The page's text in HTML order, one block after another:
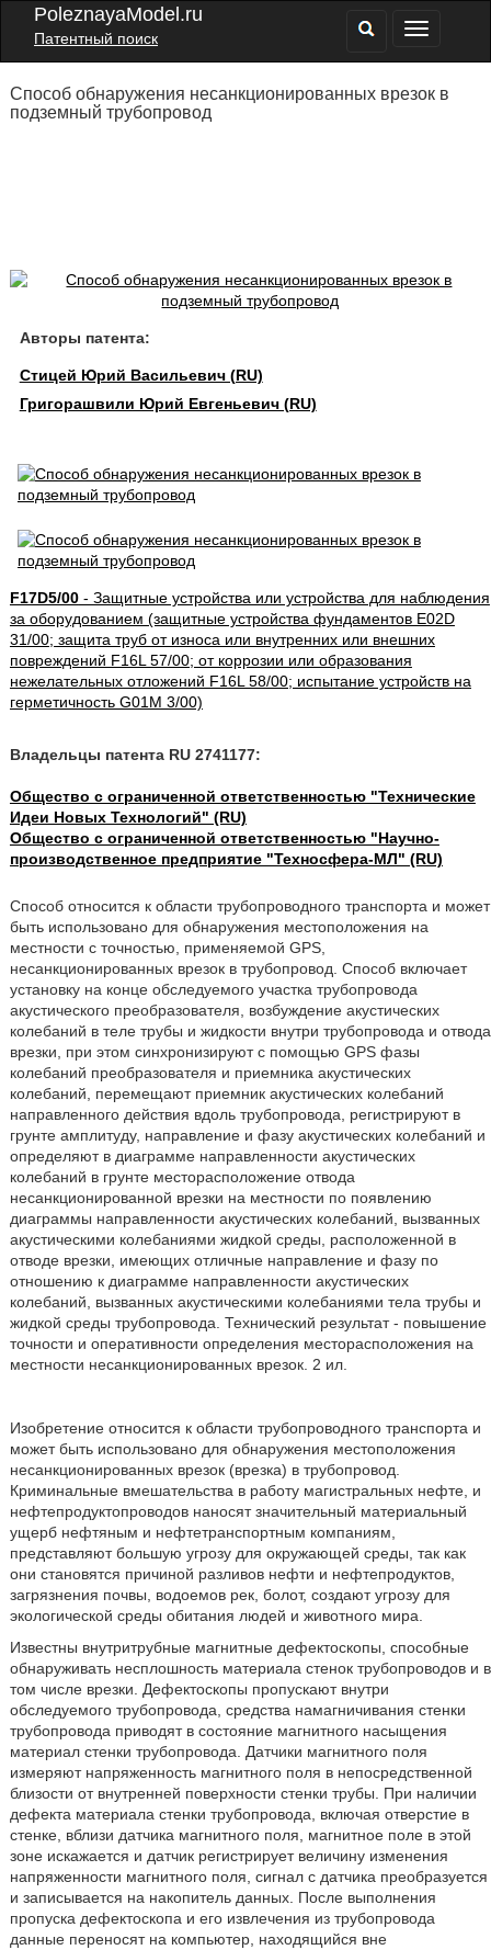
PoleznayaModel.ru
Патентный поиск
Способ обнаружения несанкционированных врезок в
подземный трубопровод
Авторы патента:
Стицей Юрий Васильевич (RU)
Григорашвили Юрий Евгеньевич (RU)
F17D5/00- Защитные устройства или устройства для наблюдения
за оборудованием (защитные устройства фундаментов E02D
31/00; защита труб от износа или внутренних или внешних
повреждений F16L 57/00; от коррозии или образования
нежелательных отложений F16L 58/00; испытание устройств на
герметичность G01M 3/00)
Владельцы патента RU 2741177:
Общество с ограниченной ответственностью "Технические
Идеи Новых Технологий" (RU)
Общество с ограниченной ответственностью "Научно-
производственное предприятие "Техносфера-МЛ" (RU)
Способ относится к области трубопроводного транспорта и может
быть использовано для обнаружения местоположения на
местности с точностью, применяемой GPS,
несанкционированных врезок в трубопровод. Способ включает
установку на конце обследуемого участка трубопровода
акустического преобразователя, возбуждение акустических
колебаний в теле трубы и жидкости внутри трубопровода и отвода
врезки, при этом синхронизируют с помощью GPS фазы
колебаний преобразователя и приемника акустических
колебаний, перемещают приемник акустических колебаний
направленного действия вдоль трубопровода, регистрируют в
грунте амплитуду, направление и фазу акустических колебаний и
определяют в диаграмме направленности акустических
колебаний в грунте месторасположение отвода
несанкционированной врезки на местности по появлению
диаграммы направленности акустических колебаний, вызванных
акустическими колебаниями жидкой среды, расположенной в
отводе врезки, имеющих отличные направление и фазу по
отношению к диаграмме направленности акустических
колебаний, вызванных акустическими колебаниями тела трубы и
жидкой среды трубопровода. Технический результат - повышение
точности и оперативности определения месторасположения на
местности несанкционированных врезок. 2 ил.
Изобретение относится к области трубопроводного транспорта и
может быть использовано для обнаружения местоположения
несанкционированных врезок (врезка) в трубопровод.
Криминальные вмешательства в работу магистральных нефте, и
нефтепродуктопроводов наносят значительный материальный
ущерб нефтяным и нефтетранспортным компаниям,
представляют большую угрозу для окружающей среды, так как
они становятся причиной разливов нефти и нефтепродуктов,
загрязнения почвы, водоемов рек, болот, создают угрозу для
экологической среды обитания людей и животного мира.
Известны внутритрубные магнитные дефектоскопы, способные
обнаруживать несплошность материала стенок трубопроводов и в
том числе врезки. Дефектоскопы пропускают внутри
обследуемого трубопровода, средства намагничивания стенки
трубопровода приводят в состояние магнитного насыщения
материал стенки трубопровода. Датчики магнитного поля
измеряют напряженность магнитного поля в непосредственной
близости от внутренней поверхности стенки трубы. При наличии
дефекта материала стенки трубопровода, включая отверстие в
стенке, вблизи датчика магнитного поля, магнитное поле в этой
зоне искажается и датчик регистрирует величину изменения
напряженности магнитного поля, сигнал с датчика преобразуется
и записывается на накопитель данных. После выполнения
пропуска дефектоскопа и его извлечения из трубопровода
данные переносят на компьютер, находящийся вне